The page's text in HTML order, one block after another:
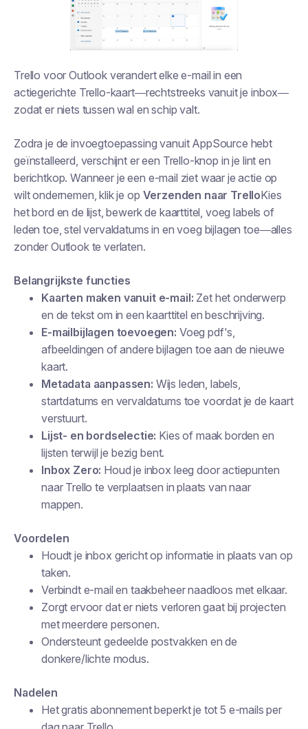
Trello voor Outlook verandert elke e-mail in een
actiegerichte Trello-kaart—rechtstreeks vanuit je inbox—
zodat er niets tussen wal en schip valt.
Zodra je de invoegtoepassing vanuit AppSource hebt
geïnstalleerd, verschijnt er een Trello-knop in je lint en
berichtkop. Wanneer je een e-mail ziet waar je actie op
wilt ondernemen, klik je op Verzenden naar TrelloKies
het bord en de lijst, bewerk de kaarttitel, voeg labels of
leden toe, stel vervaldatums in en voeg bijlagen toe—alles
zonder Outlook te verlaten.
Belangrijkste functies
Kaarten maken vanuit e-mail: Zet het onderwerp
en de tekst om in een kaarttitel en beschrijving.
E-mailbijlagen toevoegen: Voeg pdf's,
afbeeldingen of andere bijlagen toe aan de nieuwe
kaart.
Metadata aanpassen: Wijs leden, labels,
startdatums en vervaldatums toe voordat je de kaart
verstuurt.
Lijst- en bordselectie: Kies of maak borden en
lijsten terwijl je bezig bent.
Inbox Zero: Houd je inbox leeg door actiepunten
naar Trello te verplaatsen in plaats van naar
mappen.
Voordelen
Houdt je inbox gericht op informatie in plaats van op
taken.
Verbindt e-mail en taakbeheer naadloos met elkaar.
Zorgt ervoor dat er niets verloren gaat bij projecten
met meerdere personen.
Ondersteunt gedeelde postvakken en de
donkere/lichte modus.
Nadelen
Het gratis abonnement beperkt je tot 5 e-mails per